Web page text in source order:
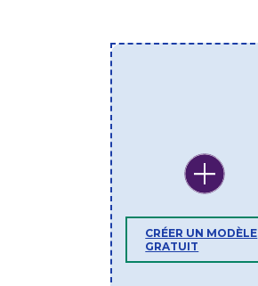
CRÉER UN MODÈLE
GRATUIT